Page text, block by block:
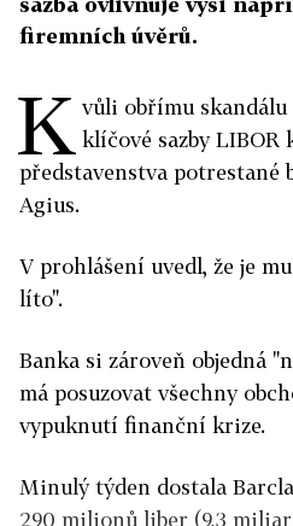
firemních úvěrů.
K vůli obřímu
klíčové sazby LIBOR
představenstva potrestané
Agius.
V prohlášení uvedl, že je
líto".
Banka si zároveň objedná
má posuzovat všechny
vypuknutí finanční krize.
Minulý týden dostala
290 milionů liber (9,3